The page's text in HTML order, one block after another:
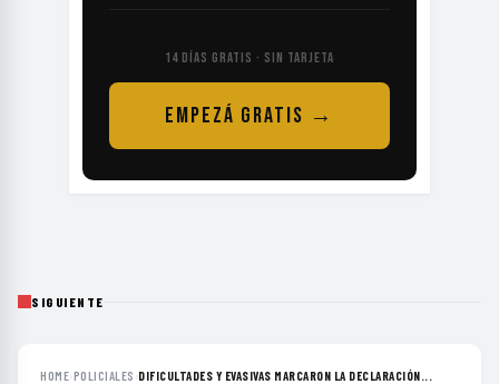
14 DÍAS GRATIS · SIN TARJETA
EMPEZÁ GRATIS →
SIGUIENTE
HOME›POLICIALES ›DIFICULTADES Y EVASIVAS MARCARON LA DECLARACIÓN...